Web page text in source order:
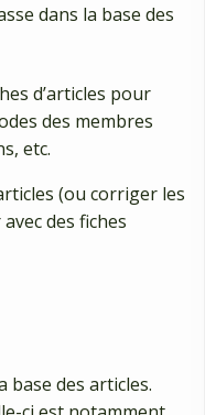
dans la base des
d’articles pour
des membres
etc.
(ou corriger les
des fiches
base des articles.